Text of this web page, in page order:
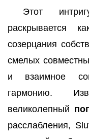
Этот
раскрывается
созерцания
смелых
и взаимное
гармонию.
великолепный
расслабления,